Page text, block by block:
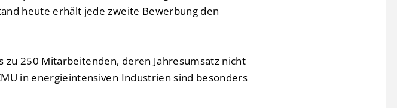
heute erhält jede zweite Bewerbung den
zu 250 Mitarbeitenden, deren Jahresumsatz nicht
in energieintensiven Industrien sind besonders